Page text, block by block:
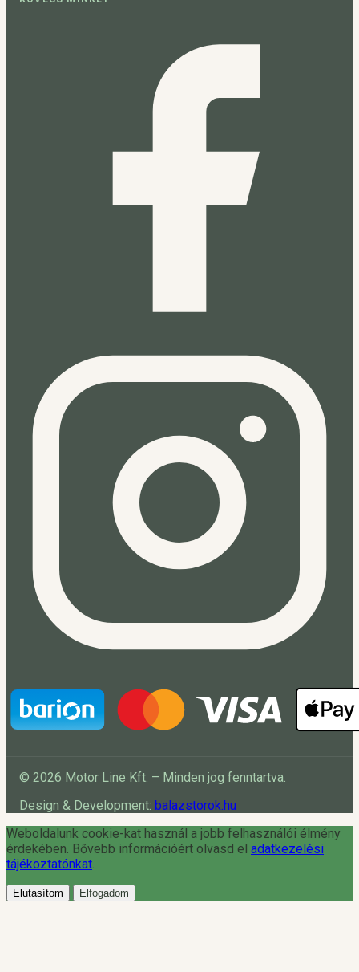
© 2026 Motor Line Kft. – Minden jog fenntartva.
Design & Development: balazstorok.hu
Weboldalunk cookie-kat használ a jobb felhasználói élmény
érdekében. Bővebb információért olvasd el adatkezelési
tájékoztatónkat
Elutasítom Elfogadom